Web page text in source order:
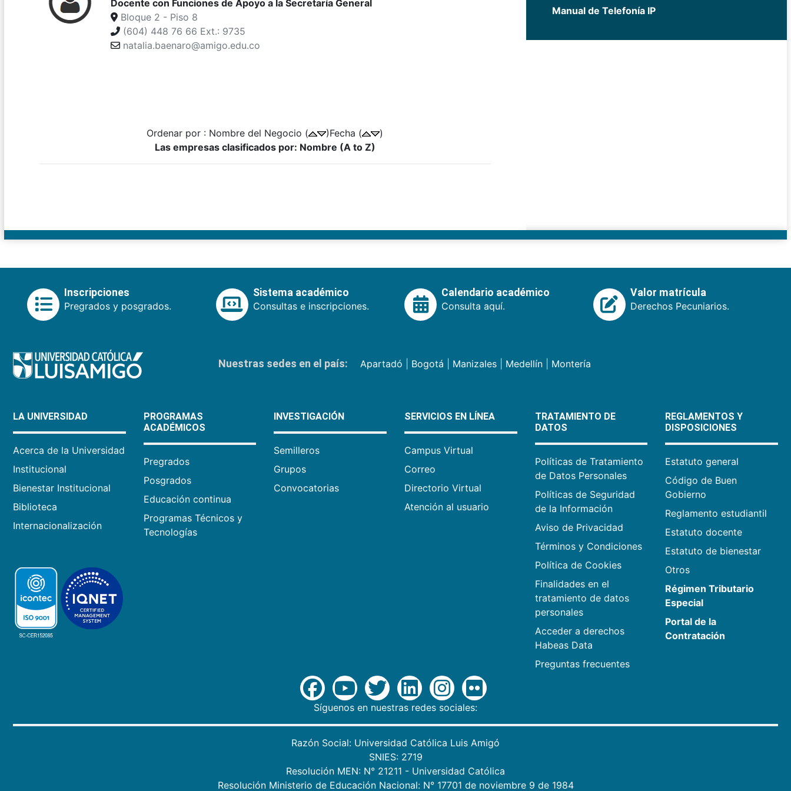
Docente con Funciones de Apoyo a la Secretaría General
Bloque 2 - Piso 8
(604) 448 76 66 Ext.: 9735
natalia.baenaro@amigo.edu.co
Ordenar por : Nombre del Negocio ( )Fecha (
)
Las empresas clasificados por: Nombre (A to Z)
Manual de Telefonía IP
Inscripciones
Pregrados y posgrados.
Sistema académico
Consultas e inscripciones.
Calendario académico
Consulta aquí.
Valor matrícula
Derechos Pecuniarios.
Nuestras sedes en el país: Apartadó Bogotá Manizales| Medellín| Montería
LA UNIVERSIDAD
Acerca de la Universidad
Institucional
Bienestar Institucional
Biblioteca
Internacionalización
PROGRAMAS
ACADÉMICOS
Pregrados
Posgrados
Educación continua
Programas Técnicos y
Tecnologías
INVESTIGACIÓN
Semilleros
Grupos
Convocatorias
SERVICIOS EN LÍNEA
Campus Virtual
Correo
Directorio Virtual
Atención al usuario
TRATAMIENTO DE
DATOS
Políticas de Tratamiento
de Datos Personales
Políticas de Seguridad
de la Información
Aviso de Privacidad
Términos y Condiciones
Política de Cookies
Finalidades en el
tratamiento de datos
personales
Acceder a derechos
Habeas Data
Preguntas frecuentes
REGLAMENTOS Y
DISPOSICIONES
Estatuto general
Código de Buen
Gobierno
Reglamento estudiantil
Estatuto docente
Estatuto de bienestar
Otros
Régimen Tributario
Especial
Portal de la
Contratación
Síguenos en nuestras redes sociales:
Razón Social: Universidad Católica Luis Amigó
SNIES: 2719
Resolución MEN: N° 21211 - Universidad Católica
Resolución Ministerio de Educación Nacional: N° 17701 de noviembre 9 de 1984